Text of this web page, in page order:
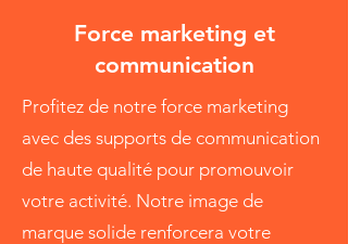
Force marketing et
communication
Profitez de notre force marketing
avec des supports de communication
de haute qualité pour promouvoir
votre activité. Notre image de
marque solide renforcera votre